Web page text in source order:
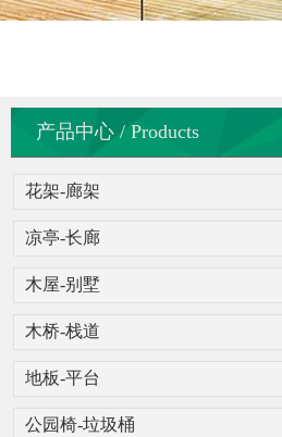
产品中心 / Products
花架-廊架
凉亭-长廊
木屋-别墅
木桥-栈道
地板-平台
公园椅-垃圾桶